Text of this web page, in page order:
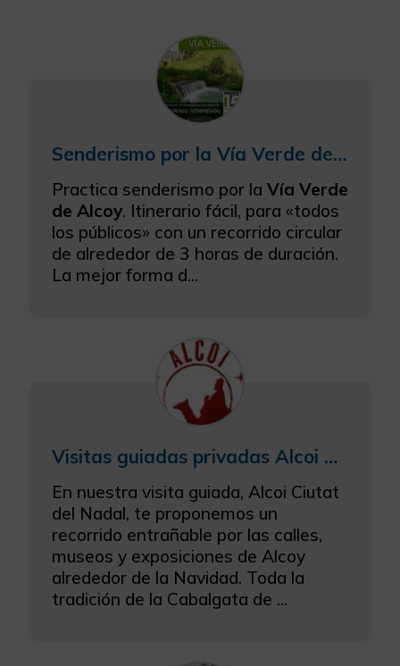
Senderismo por la Vía Verde de Alcoy
Practica senderismo por la Vía Verde
de Alcoy. Itinerario fácil, para «todos
los públicos» con un recorrido circular
de alrededor de 3 horas de duración.
La mejor forma d...
Visitas guiadas privadas Alcoi Ciutat del Nadal
En nuestra visita guiada, Alcoi Ciutat
del Nadal, te proponemos un
recorrido entrañable por las calles,
museos y exposiciones de Alcoy
alrededor de la Navidad. Toda la
tradición de la Cabalgata de ...